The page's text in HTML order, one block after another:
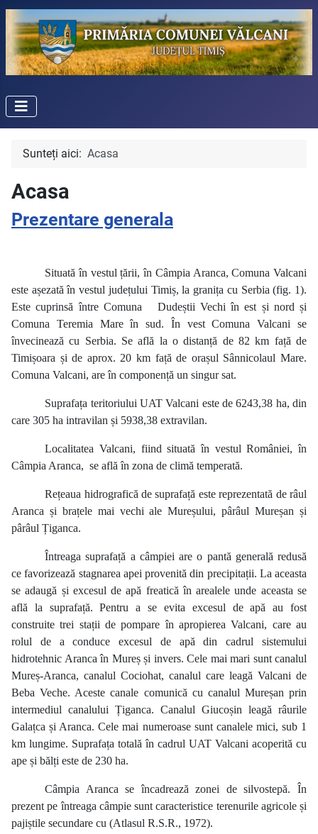
Sunteți aici: Acasa
Acasa
Prezentare generala
Situată în vestul țării, în Câmpia Aranca, Comuna Valcani
este așezată în vestul județului Timiș, la granița cu Serbia (fig. 1).
Este cuprinsă între Comuna
Dudeștii Vechi în est și nord și
Comuna Teremia Mare în sud. În vest Comuna Valcani se
învecinează cu Serbia. Se află la o distanță de 82 km față de
Timișoara și de aprox. 20 km față de orașul Sânnicolaul Mare.
Comuna Valcani, are în componență un singur sat.
Suprafața teritoriului UAT Valcani este de 6243,38 ha, din
care 305 ha intravilan și 5938,38 extravilan.
Localitatea Valcani, fiind situată în vestul României, în
Câmpia Aranca, se află în zona de climă temperată.
Rețeaua hidrografică de suprafață este reprezentată de râul
Aranca și brațele mai vechi ale Mureșului, pârâul Mureșan și
pârâul Țiganca.
Întreaga suprafață a câmpiei are o pantă generală redusă
ce favorizează stagnarea apei provenită din precipitații. La aceasta
se adaugă și excesul de apă freatică în arealele unde aceasta se
află la suprafață. Pentru a se evita excesul de apă au fost
construite trei stații de pompare în apropierea Valcani, care au
rolul de a conduce excesul de apă din cadrul sistemului
hidrotehnic Aranca în Mureș și invers. Cele mai mari sunt canalul
Mureș-Aranca, canalul Cociohat, canalul care leagă Valcani de
Beba Veche. Aceste canale comunică cu canalul Mureșan prin
intermediul canalului Țiganca. Canalul Giucoșin leagă râurile
Galațca și Aranca. Cele mai numeroase sunt canalele mici, sub 1
km lungime. Suprafața totală în cadrul UAT Valcani acoperită cu
ape și bălți este de 230 ha.
Câmpia Aranca se încadrează zonei de silvostepă. În
prezent pe întreaga câmpie sunt caracteristice terenurile agricole și
pajiștile secundare cu (Atlasul R.S.R., 1972).